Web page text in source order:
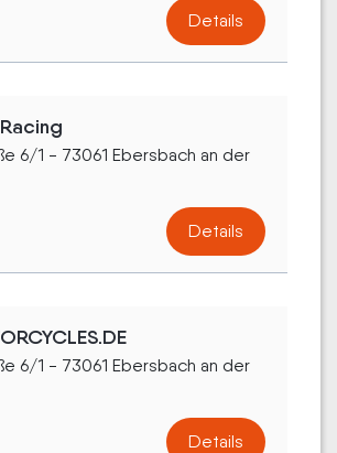
Details
6/1 - 73061 Ebersbach an der
Details
6/1 - 73061 Ebersbach an der
Details